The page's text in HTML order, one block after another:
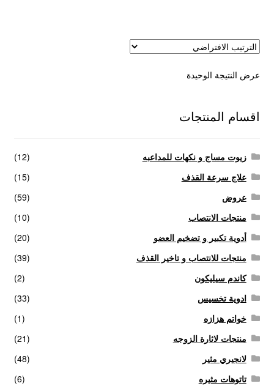
علاج سرعة القذف
كاندم سيليكون
لانجيري مثير
منتجات خاصة بالزوج
منتجات خاصة بالزوجة
منتجات لاثارة الزوجه
منتجات للانتصاب و تاخير القذف
عرض النتيجة الوحيدة
اقسام المنتجات
زيوت مساج و نكهات للمداعبه
(12)
علاج سرعة القذف
(15)
عروض
(59)
منتجات الانتصاب
(10)
أدوية تكبير و تضخيم العضو
(20)
منتجات للانتصاب و تاخير القذف
(39)
كاندم سيليكون
(2)
ادوية تخسيس
(33)
خواتم هزازه
(1)
منتجات لاثارة الزوجه
(21)
لانجيري مثير
(48)
تاتوهات مثيره
(6)